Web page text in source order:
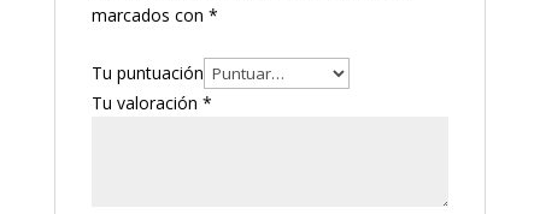
marcados con *
Tu puntuación
Tu valoración *